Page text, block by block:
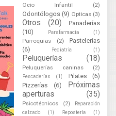
Ocio Infantil
(2)
Odontólogos (9) Opticas (3)
Otros (20)
Panaderías
(10)
Parafarmacia (1)
Parroquias (2)
Pastelerías
(6)
Pediatría (1)
Peluquerías (18)
Peluquerías caninas (2)
Pescaderías (1) Pilates
(6)
Pizzerías
(6)
Próximas
aperturas
(35)
Psicotécnicos (2)
Reparación
calzado
(1) Repostería (1)